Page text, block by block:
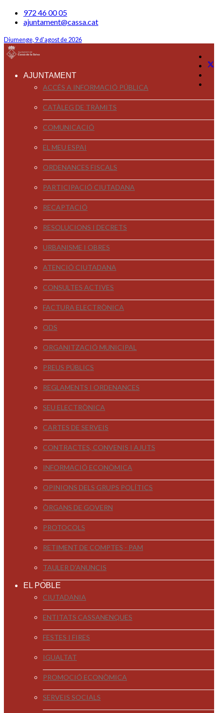
972 46 00 05
ajuntament@cassa.cat
Diumenge, 9 d'agost de 2026
AJUNTAMENT
ACCÉS A INFORMACIÓ PÚBLICA
CATÀLEG DE TRÀMITS
COMUNICACIÓ
EL MEU ESPAI
ORDENANCES FISCALS
PARTICIPACIÓ CIUTADANA
RECAPTACIÓ
RESOLUCIONS I DECRETS
URBANISME I OBRES
ATENCIÓ CIUTADANA
CONSULTES ACTIVES
FACTURA ELECTRÒNICA
ODS
ORGANITZACIÓ MUNICIPAL
PREUS PÚBLICS
REGLAMENTS I ORDENANCES
SEU ELECTRÒNICA
CARTES DE SERVEIS
CONTRACTES, CONVENIS I AJUTS
INFORMACIÓ ECONÒMICA
OPINIONS DELS GRUPS POLÍTICS
ÒRGANS DE GOVERN
PROTOCOLS
RETIMENT DE COMPTES - PAM
TAULER D'ANUNCIS
EL POBLE
CIUTADANIA
ENTITATS CASSANENQUES
FESTES I FIRES
IGUALTAT
PROMOCIÓ ECONÒMICA
SERVEIS SOCIALS